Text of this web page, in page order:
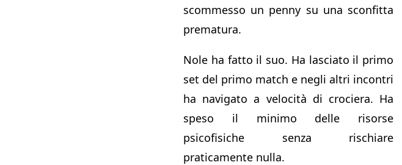
scommesso un penny su una sconfitta
prematura.
Nole ha fatto il suo. Ha lasciato il primo
set del primo match e negli altri incontri
ha navigato a velocità di crociera. Ha
speso il minimo delle risorse
psicofisiche senza rischiare
praticamente nulla.